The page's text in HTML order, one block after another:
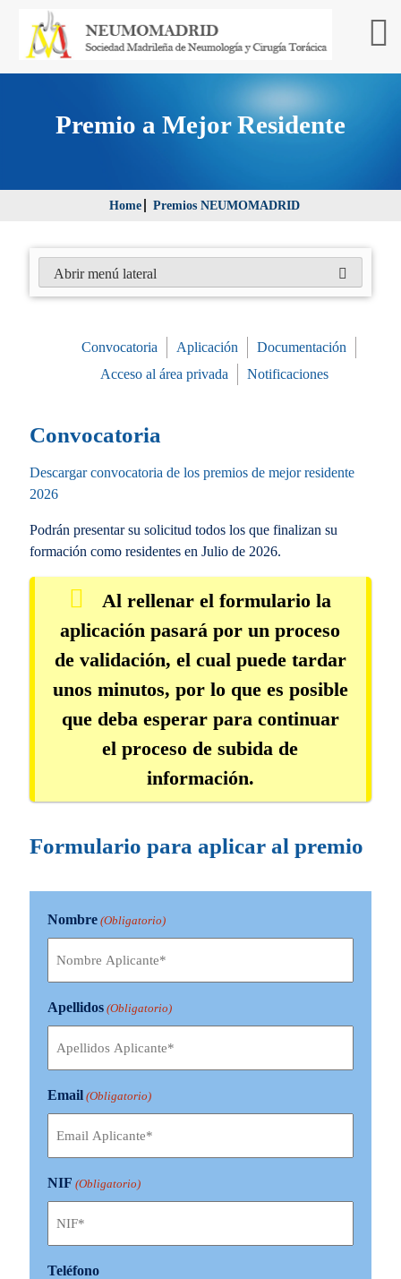
Premio a Mejor Residente
Home Premios NEUMOMADRID
Convocatoria Aplicación
Documentación
Acceso al área privada
Notificaciones
Convocatoria
Descargar convocatoria de los premios de mejor residente
2026
Podrán presentar su solicitud todos los que finalizan su
formación como residentes en Julio de 2026.
Al rellenar el formulario la
aplicación pasará por un proceso
de validación, el cual puede tardar
unos minutos, por lo que es posible
que deba esperar para continuar
el proceso de subida de
información.
Formulario para aplicar al premio
Nombre (Obligatorio)
Apellidos (Obligatorio)
Email (Obligatorio)
NIF (Obligatorio)
Teléfono
Abrir menú lateral